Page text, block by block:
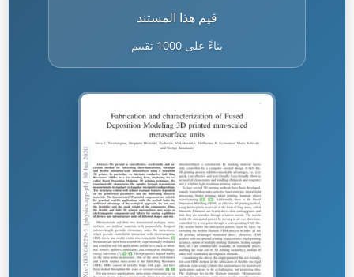
قيم هذا المستند
بناءً على 1000 تقييم